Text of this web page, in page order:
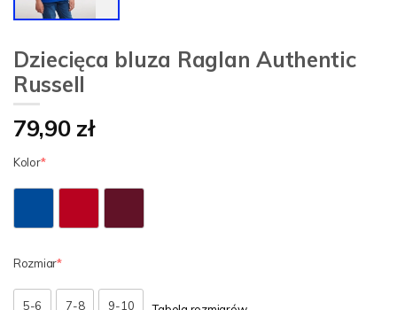
Dziecięca bluza Raglan Authentic
Russell
79,90 zł
Kolor
Rozmiar
5-6 7-8 9-10